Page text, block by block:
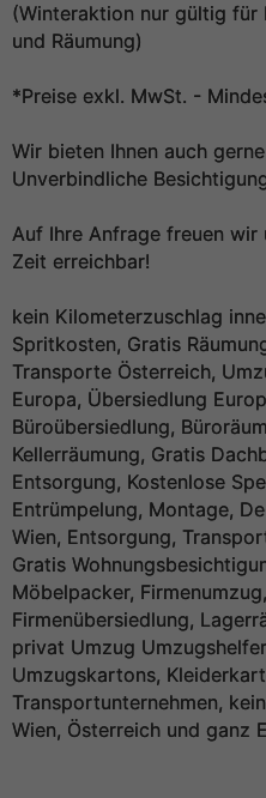
(Winteraktion nur gültig für
und Räumung)
*Preise exkl. MwSt. -
Wir bieten Ihnen auch
Unverbindliche
Auf Ihre Anfrage freuen wir
Zeit erreichbar!
kein Kilometerzuschlag
Spritkosten, Gratis
Transporte Österreich,
Europa, Übersiedlung
Büroübersiedlung,
Kellerräumung, Gratis
Entsorgung, Kostenlose
Entrümpelung, Montage,
Wien, Entsorgung,
Gratis
Möbelpacker,
Firmenübersiedlung,
privat Umzug
Umzugskartons,
Transportunternehmen,
Wien, Österreich und ganz